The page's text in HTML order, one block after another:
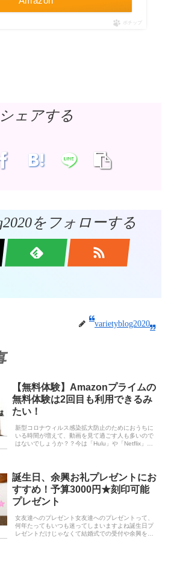
ポチップ
シェアする
をフォローする
varietyblog2020
【無料体験】Amazonプライムの
無料体験は2回目も利用できるみ
たい！
新型コロナウィルス感染拡大防止のためにおうちに
いる時間が増えて、動画を見て過ごす人も多いので
はないでしょうか？？今は「Hulu」や「Netflix」を
誕生日、余興お礼プレゼントにお
すすめ！予算3000円★刻印可能
プレゼント
女友達へのプレゼント女友達へのプレゼントって、
何年たってもいつも迷ってしまいますよね誕生日プ
レゼントだけじゃなくて結婚式での受付や余興をし